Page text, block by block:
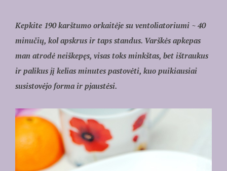
Kepkite 190 karštumo orkaitėje su ventoliatoriumi ~ 40
minučių, kol apskrus ir taps standus. Varškės apkepas
man atrodė neiškepęs, visas toks minkštas, bet ištraukus
ir palikus jį kelias minutes pastovėti, kuo puikiausiai
susistovėjo forma ir pjaustėsi.